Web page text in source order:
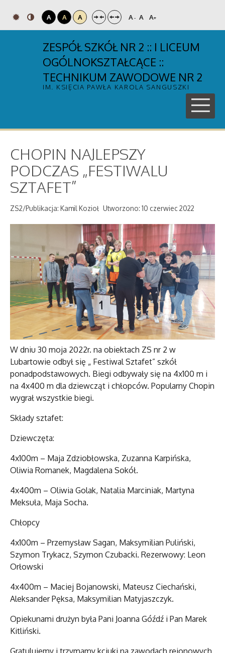
A A A A- A A+
ZESPÓŁ SZKÓŁ NR 2 :: I LICEUM
OGÓLNOKSZTAŁCĄCE ::
TECHNIKUM ZAWODOWE NR 2
IM. KSIĘCIA PAWŁA KAROLA SANGUSZKI
CHOPIN NAJLEPSZY
PODCZAS „FESTIWALU
SZTAFET”
ZS2/Publikacja: Kamil Kozioł Utworzono: 10 czerwiec 2022
W dniu 30 moja 2022r. na obiektach ZS nr 2 w
Lubartowie odbył się „ Festiwal Sztafet” szkół
ponadpodstawowych. Biegi odbywały się na 4x100 m i
na 4x400 m dla dziewcząt i chłopców. Popularny Chopin
wygrał wszystkie biegi.
Składy sztafet:
Dziewczęta:
4x100m – Maja Zdziobłowska, Zuzanna Karpińska,
Oliwia Romanek, Magdalena Sokół.
4x400m – Oliwia Golak, Natalia Marciniak, Martyna
Meksuła, Maja Socha.
Chłopcy
4x100m – Przemysław Sagan, Maksymilian Puliński,
Szymon Trykacz, Szymon Czubacki. Rezerwowy: Leon
Orłowski
4x400m – Maciej Bojanowski, Mateusz Ciechański,
Aleksander Pęksa, Maksymilian Matyjaszczyk.
Opiekunami drużyn była Pani Joanna Góźdź i Pan Marek
Kitliński.
Gratulujemy i trzymamy kciuki na zawodach rejonowych